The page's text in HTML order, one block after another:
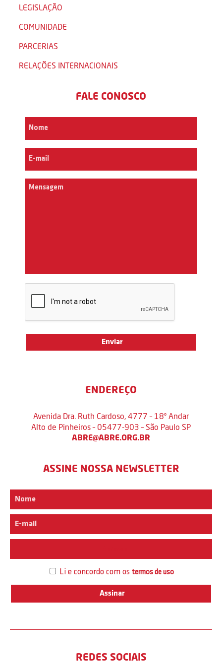
LEGISLAÇÃO
COMUNIDADE
PARCERIAS
RELAÇÕES INTERNACIONAIS
FALE CONOSCO
ENDEREÇO
Avenida Dra. Ruth Cardoso, 4777 – 18º Andar
Alto de Pinheiros – 05477-903 – São Paulo SP
ABRE@ABRE.ORG.BR
ASSINE NOSSA NEWSLETTER
Li e concordo com os termos de uso
REDES SOCIAIS